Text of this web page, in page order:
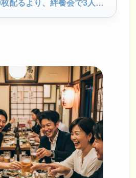
交流会で名刺100枚配るより、絆餐会で3人と飲んだ話